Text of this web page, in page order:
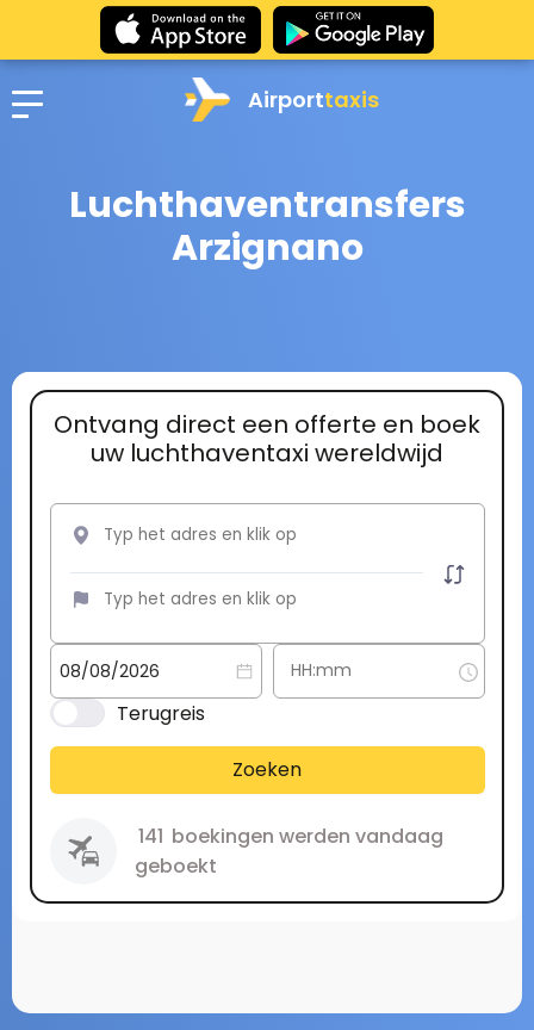
Airporttaxis
Luchthaventransfers
Arzignano
Ontvang direct een offerte en boek
uw luchthaventaxi wereldwijd
Terugreis
Zoeken
141 boekingen werden vandaag
geboekt